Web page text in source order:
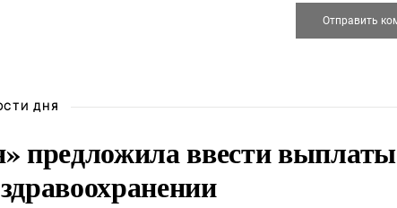
ДНЯ
предложила ввести выплаты